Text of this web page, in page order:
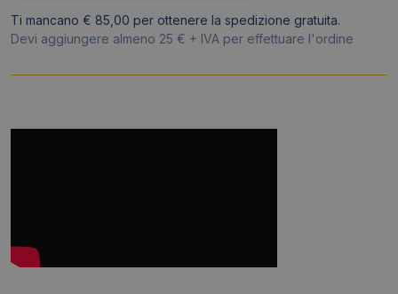
Nero
4869-
Ti mancano € 85,00 per ottenere la spedizione gratuita.
Devi aggiungere almeno 25 € + IVA per effettuare l'ordine